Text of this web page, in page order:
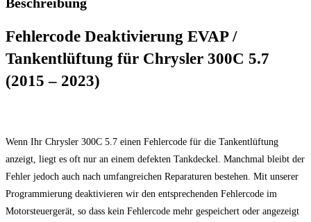
Fehlercode Deaktivierung EVAP /
Tankentlüftung für Chrysler 300C 5.7
(2015 – 2023)
Wenn Ihr Chrysler 300C 5.7 einen Fehlercode für die Tankentlüftung
anzeigt, liegt es oft nur an einem defekten Tankdeckel. Manchmal bleibt der
Fehler jedoch auch nach umfangreichen Reparaturen bestehen. Mit unserer
Programmierung deaktivieren wir den entsprechenden Fehlercode im
Motorsteuergerät, so dass kein Fehlercode mehr gespeichert oder angezeigt